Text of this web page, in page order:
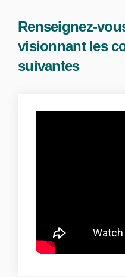
Renseignez-
visionnant les
suivantes